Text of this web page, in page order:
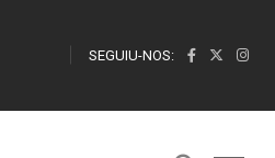
SEGUIU-NOS: